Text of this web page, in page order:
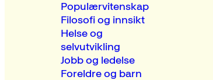
Populærvitenskap
Filosofi og innsikt
Helse og
selvutvikling
Jobb og ledelse
Foreldre og barn